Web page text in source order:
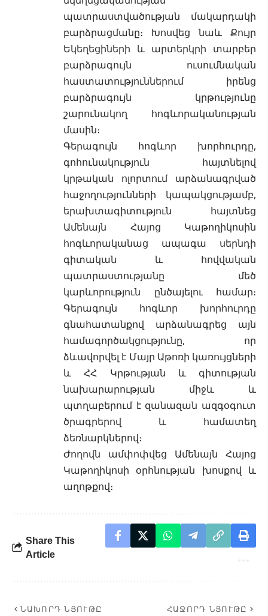
պատրաստվածության մակարդակի
բարձրացմանը։ Խոսվեց նաև Քույր
Եկեղեցիների և արտերկրի տարբեր
բարձրագույն ուսումնական
հաստատություններում իրենց
բարձրագույն կրթությունը
շարունակող հոգևորականության
մասին։
Գերագույն հոգևոր խորհուրդը,
գոհունակություն հայտնելով
կրթական ոլորտում արձանագրված
հաջողությունների կապակցությամբ,
երախտագիտություն հայտնեց
Ամենայն Հայոց Կաթողիկոսին
հոգևորականաց ապագա սերնդի
գիտական և հովվական
պատրաստությանը մեծ
կարևորություն ընծայելու համար։
Գերագույն հոգևոր խորհուրդը
գնահատանքով արձանագրեց այն
համագործակցությունը, որ
ձևավորվել է Մայր Աթոռի կառույցների
և ՀՀ Կրթության և գիտության
նախարարության միջև և
պտղաբերում է զանազան ազգօգուտ
ծրագրերով և համատեղ
ձեռնարկներով։
Ժողովն ամփոփվեց Ամենայն Հայոց
Կաթողիկոսի օրհնության խոսքով և
աղոթքով։
Share This
Article
ՆԱԽՈՐԴ ՆՅՈՒԹԸ ՀԱՋՈՐԴ ՆՅՈՒԹԸ